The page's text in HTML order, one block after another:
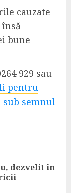
cauzate
bune
929 sau
pentru
sub semnul
dezvelit în